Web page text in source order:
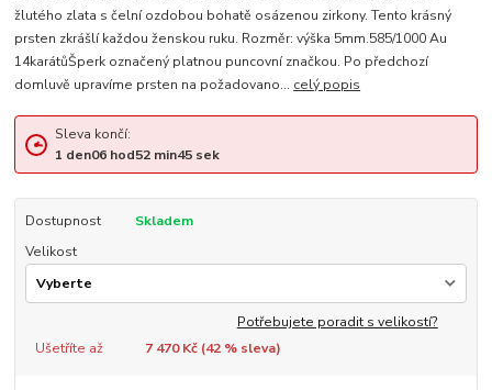
žlutého zlata s čelní ozdobou bohatě osázenou zirkony. Tento krásný
prsten zkrášlí každou ženskou ruku. Rozměr: výška 5mm.585/1000 Au
14karátůŠperk označený platnou puncovní značkou. Po předchozí
domluvě upravíme prsten na požadovano... celý popis
Sleva končí:
1 den06hod52min44sek
Dostupnost
Skladem
Velikost
Potřebujete poradit s velikostí?
Ušetříte až
7 470 Kč (42% sleva)